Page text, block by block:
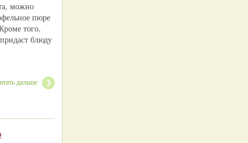
можно
пюре
того,
блюду
дальше